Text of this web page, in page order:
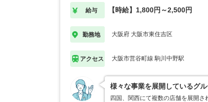
給与 【時給】1,800円～2,500円
勤務地 大阪府 大阪市東住吉区
アクセス 大阪市営谷町線 駒川中野駅
様々な事業を展開しているグ
四国、関西にて複数の店舗を展開